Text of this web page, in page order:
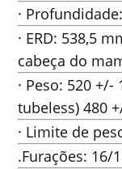
·
· ERD: 538,5
cabeça do
· Peso: 520
tubeless) 480
· Limite de
.Furações: 16/